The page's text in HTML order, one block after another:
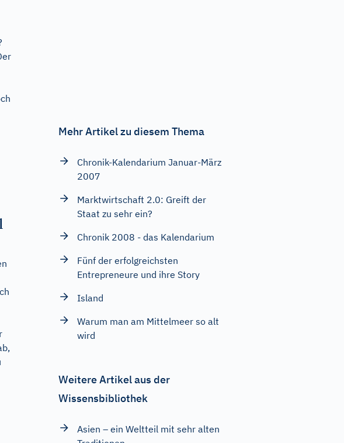
Mehr Artikel zu diesem Thema
Chronik-Kalendarium Januar-März
2007
Marktwirtschaft 2.0: Greift der
Staat zu sehr ein?
Chronik 2008 - das Kalendarium
Fünf der erfolgreichsten
Entrepreneure und ihre Story
Island
Warum man am Mittelmeer so alt
wird
Weitere Artikel aus der
Wissensbibliothek
Asien – ein Weltteil mit sehr alten